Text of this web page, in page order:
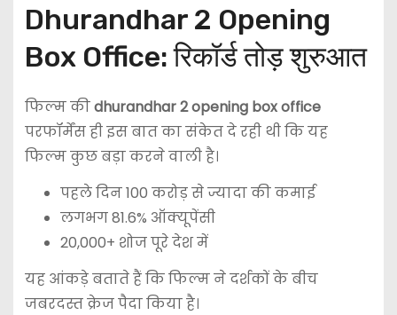
Dhurandhar 2 Opening
Box Office: रिकॉर्ड तोड़ शुरुआत
फिल्म कीdhurandhar 2 opening box office
परफॉर्मेंस ही इस बात का संकेत दे रही थी कि यह
फिल्म कुछ बड़ा करने वाली है।
पहले दिन 100 करोड़ से ज्यादा की कमाई
लगभग 81.6% ऑक्यूपेंसी
20,000+ शोज पूरे देश में
यह आंकड़े बताते हैं कि फिल्म ने दर्शकों के बीच
जबरदस्त क्रेज पैदा किया है।